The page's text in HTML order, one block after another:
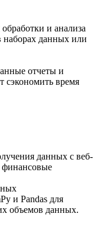
и анализа
наборах данных или
отчеты и
сэкономить время
данных с веб-
финансовые
и Pandas для
объемов данных.